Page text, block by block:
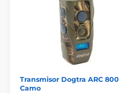
Transmisor Dogtra ARC 800
Camo